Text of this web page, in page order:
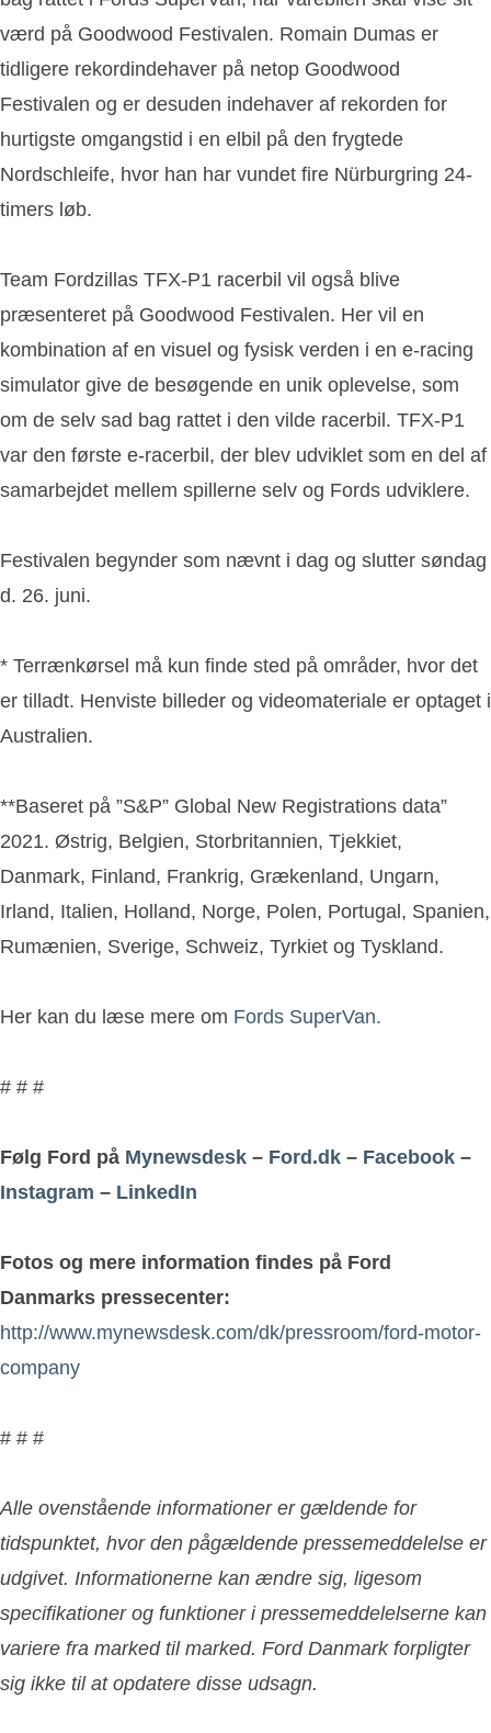
værd på Goodwood Festivalen. Romain Dumas er
tidligere rekordindehaver på netop Goodwood
Festivalen og er desuden indehaver af rekorden for
hurtigste omgangstid i en elbil på den frygtede
Nordschleife, hvor han har vundet fire Nürburgring 24-
timers løb.
Team Fordzillas TFX-P1 racerbil vil også blive
præsenteret på Goodwood Festivalen. Her vil en
kombination af en visuel og fysisk verden i en e-racing
simulator give de besøgende en unik oplevelse, som
om de selv sad bag rattet i den vilde racerbil. TFX-P1
var den første e-racerbil, der blev udviklet som en del af
samarbejdet mellem spillerne selv og Fords udviklere.
Festivalen begynder som nævnt i dag og slutter søndag
d. 26. juni.
* Terrænkørsel må kun finde sted på områder, hvor det
er tilladt. Henviste billeder og videomateriale er optaget i
Australien.
**Baseret på ”S&P” Global New Registrations data”
2021. Østrig, Belgien, Storbritannien, Tjekkiet,
Danmark, Finland, Frankrig, Grækenland, Ungarn,
Irland, Italien, Holland, Norge, Polen, Portugal, Spanien,
Rumænien, Sverige, Schweiz, Tyrkiet og Tyskland.
Her kan du læse mere om Fords SuperVan.
# # #
Følg Ford på Mynewsdesk – Ford.dk – Facebook –
Instagram – LinkedIn
Fotos og mere information findes på Ford
Danmarks pressecenter:
http://www.mynewsdesk.com/dk/pressroom/ford-motor-
company
# # #
Alle ovenstående informationer er gældende for
tidspunktet, hvor den pågældende pressemeddelelse er
udgivet. Informationerne kan ændre sig, ligesom
specifikationer og funktioner i pressemeddelelserne kan
variere fra marked til marked. Ford Danmark forpligter
sig ikke til at opdatere disse udsagn.